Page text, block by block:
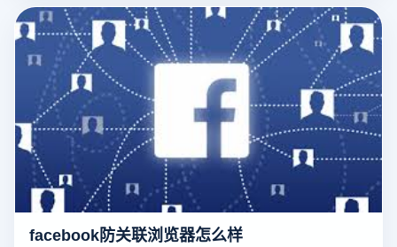
蔽的基本要求。此外，防止频繁的账户转换和异常操作，还可
以降低被平台监控和屏蔽的风险。常见的被屏蔽原因包括非法
操作(如虚假信息和恶意广告)、帐户活动异常(例如在短时间内
大量登录或操作)、以及与其它帐户的过度关联等。通过科学
合理的养号策略，您可以有效地降低帐户被封存的可能性，保
持帐户的健康和活跃。接下来讲解Facebook防关联浏览器怎
么样？
facebook防关联浏览器怎么样